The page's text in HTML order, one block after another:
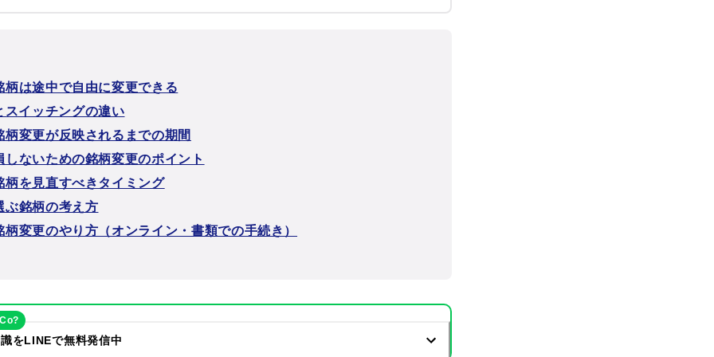
は途中で自由に変更できる
スイッチングの違い
変更が反映されるまでの期間
ないための銘柄変更のポイント
を見直すべきタイミング
ぶ銘柄の考え方
変更のやり方（オンライン・書類での手続き）
をLINEで無料発信中